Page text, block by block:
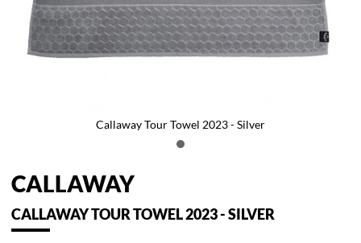
Callaway Tour Towel 2023 - Silver
CALLAWAY
CALLAWAY TOUR TOWEL 2023 - SILVER